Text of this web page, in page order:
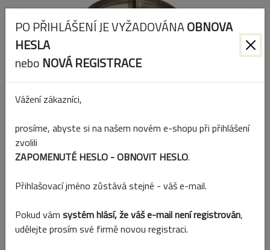
EAN:
4016996184804
PO PŘIHLÁŠENÍ JE VYŽADOVÁNAOBNOVA
HESLA
nebo NOVÁ REGISTRACE
Vážení zákazníci,
prosíme, abyste si na našem novém e-shopu při přihlášení
zvolili
ZAPOMENUTÉ HESLO - OBNOVIT HESLO.
Přihlašovací jméno zůstává stejné - váš e-mail.
Pokud vám systém hlásí, že váš e-mail není registrován,
udělejte prosím své firmě novou registraci.